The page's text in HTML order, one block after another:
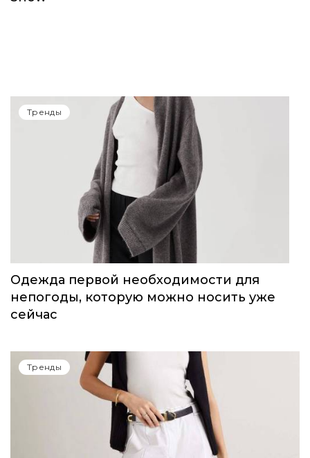
Тренды
Одежда первой необходимости для
непогоды, которую можно носить уже
сейчас
Тренды